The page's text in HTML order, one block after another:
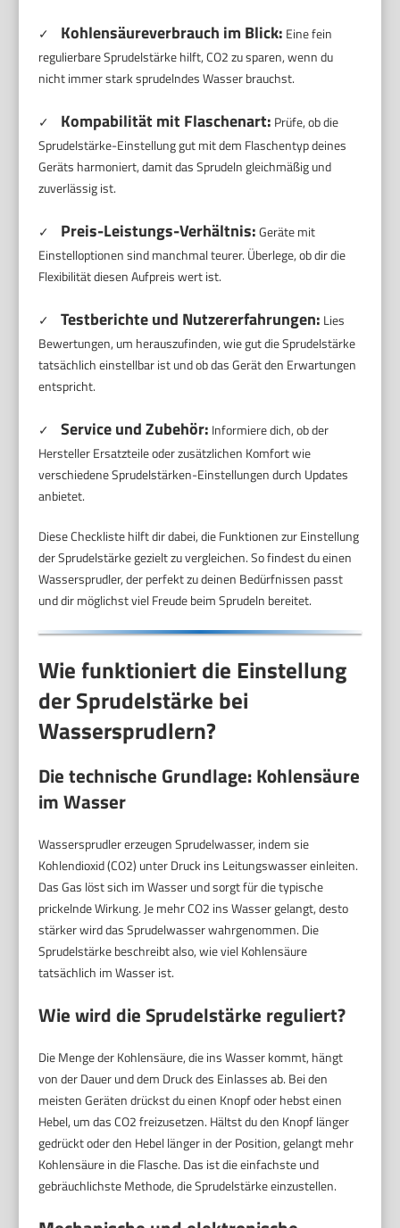
✓ Kohlensäureverbrauch im Blick: Eine fein
regulierbare Sprudelstärke hilft, CO2 zu sparen, wenn du
nicht immer stark sprudelndes Wasser brauchst.
✓ Kompabilität mit Flaschenart: Prüfe, ob die
Sprudelstärke-Einstellung gut mit dem Flaschentyp deines
Geräts harmoniert, damit das Sprudeln gleichmäßig und
zuverlässig ist.
✓ Preis-Leistungs-Verhältnis:Geräte mit
Einstelloptionen sind manchmal teurer. Überlege, ob dir die
Flexibilität diesen Aufpreis wert ist.
✓ Testberichte und Nutzererfahrungen: Lies
Bewertungen, um herauszufinden, wie gut die Sprudelstärke
tatsächlich einstellbar ist und ob das Gerät den Erwartungen
entspricht.
✓ Service und Zubehör: Informiere dich, ob der
Hersteller Ersatzteile oder zusätzlichen Komfort wie
verschiedene Sprudelstärken-Einstellungen durch Updates
anbietet.
Diese Checkliste hilft dir dabei, die Funktionen zur Einstellung
der Sprudelstärke gezielt zu vergleichen. So findest du einen
Wassersprudler, der perfekt zu deinen Bedürfnissen passt
und dir möglichst viel Freude beim Sprudeln bereitet.
Wie funktioniert die Einstellung
der Sprudelstärke bei
Wassersprudlern?
Die technische Grundlage: Kohlensäure
im Wasser
Wassersprudler erzeugen Sprudelwasser, indem sie
Kohlendioxid (CO2) unter Druck ins Leitungswasser einleiten.
Das Gas löst sich im Wasser und sorgt für die typische
prickelnde Wirkung. Je mehr CO2 ins Wasser gelangt, desto
stärker wird das Sprudelwasser wahrgenommen. Die
Sprudelstärke beschreibt also, wie viel Kohlensäure
tatsächlich im Wasser ist.
Wie wird die Sprudelstärke reguliert?
Die Menge der Kohlensäure, die ins Wasser kommt, hängt
von der Dauer und dem Druck des Einlasses ab. Bei den
meisten Geräten drückst du einen Knopf oder hebst einen
Hebel, um das CO2 freizusetzen. Hältst du den Knopf länger
gedrückt oder den Hebel länger in der Position, gelangt mehr
Kohlensäure in die Flasche. Das ist die einfachste und
gebräuchlichste Methode, die Sprudelstärke einzustellen.